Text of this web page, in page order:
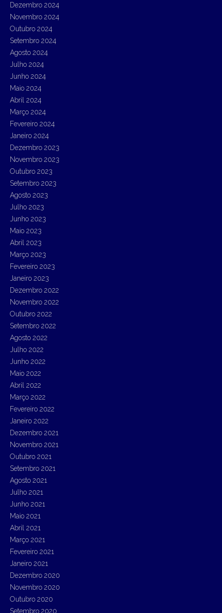
Dezembro 2024
Novembro 2024
Outubro 2024
Setembro 2024
Agosto 2024
Julho 2024
Junho 2024
Maio 2024
Abril 2024
Março 2024
Fevereiro 2024
Janeiro 2024
Dezembro 2023
Novembro 2023
Outubro 2023
Setembro 2023
Agosto 2023
Julho 2023
Junho 2023
Maio 2023
Abril 2023
Março 2023
Fevereiro 2023
Janeiro 2023
Dezembro 2022
Novembro 2022
Outubro 2022
Setembro 2022
Agosto 2022
Julho 2022
Junho 2022
Maio 2022
Abril 2022
Março 2022
Fevereiro 2022
Janeiro 2022
Dezembro 2021
Novembro 2021
Outubro 2021
Setembro 2021
Agosto 2021
Julho 2021
Junho 2021
Maio 2021
Abril 2021
Março 2021
Fevereiro 2021
Janeiro 2021
Dezembro 2020
Novembro 2020
Outubro 2020
Setembro 2020